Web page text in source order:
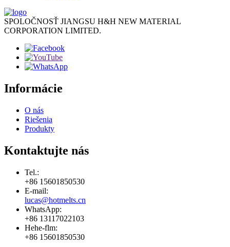
SPOLOČNOSŤ JIANGSU H&H NEW MATERIAL
CORPORATION LIMITED.
Informácie
O nás
Riešenia
Produkty
Kontaktujte nás
Tel.:
+86 15601850530
E-mail:
lucas@hotmelts.cn
WhatsApp:
+86 13117022103
Hehe-flm:
+86 15601850530